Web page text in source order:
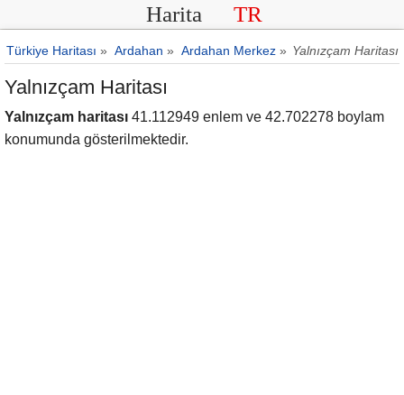
Harita TR
Türkiye Haritası » Ardahan » Ardahan Merkez » Yalnızçam Haritası
Yalnızçam Haritası
Yalnızçam haritası 41.112949 enlem ve 42.702278 boylam
konumunda gösterilmektedir.